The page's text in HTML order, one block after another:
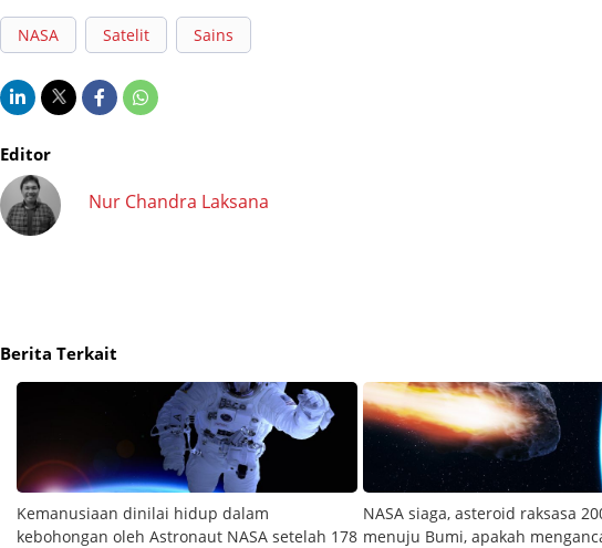
NASA Satelit Sains
Editor
Nur Chandra Laksana
Berita Terkait
Kemanusiaan dinilai hidup dalam
kebohongan oleh Astronaut NASA setelah 178
NASA siaga, asteroid raksasa
menuju Bumi, apakah